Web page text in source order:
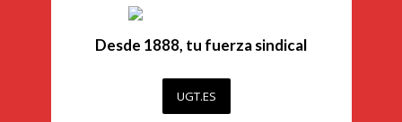
Desde 1888, tu fuerza sindical
UGT.ES